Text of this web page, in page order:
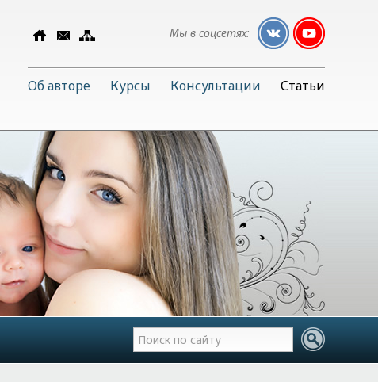
Мы в соцсетях:
Об авторе Курсы Консультации Статьи